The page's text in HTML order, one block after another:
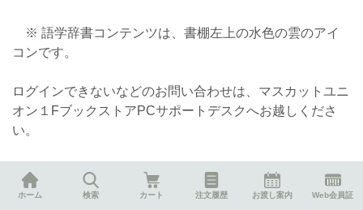
※ 語学辞書コンテンツは、書棚左上の水色の雲のアイ
コンです。
ログインできないなどのお問い合わせは、マスカットユニ
オン１FブックストアPCサポートデスクへお越しくださ
い。
10．その他のお問合せ
ホーム 検索 カート 注文履歴 お渡し案内 Web会員証